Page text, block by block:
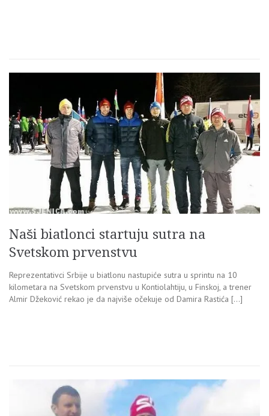
Naši biatlonci startuju sutra na
Svetskom prvenstvu
Reprezentativci Srbije u biatlonu nastupiće sutra u sprintu na 10
kilometara na Svetskom prvenstvu u Kontiolahtiju, u Finskoj, a trener
Almir Džeković rekao je da najviše očekuje od Damira Rastića […]